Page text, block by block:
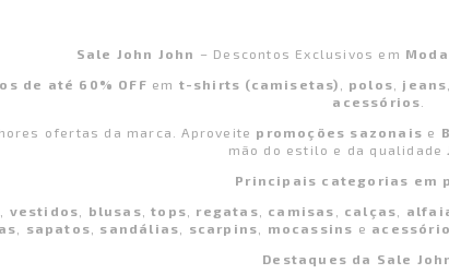
Sale John John – Descontos Exclusivos em
de até 60% OFF em t-shirts (camisetas) polos jeans
acessórios
ofertas da marca. Aproveite promoções sazonais e
mão do estilo e da qualidade
Principais categorias em
vestidos blusas ,tops regatas camisas calças
sapatos sandálias scarpins mocassins e
Destaques da Sale